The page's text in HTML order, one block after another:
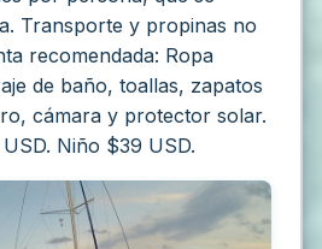
Transporte y propinas no
recomendada: Ropa
de baño, toallas, zapatos
cámara y protector solar.
Niño $39 USD.